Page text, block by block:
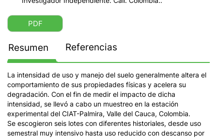
PDF
Resumen Referencias
La intensidad de uso y manejo del suelo generalmente altera el
comportamiento de sus propiedades físicas y acelera su
degradación. Con el fin de medir el impacto de dicha
intensidad, se llevó a cabo un muestreo en la estación
experimental del CIAT-Palmira, Valle del Cauca, Colombia.
Se escogieron seis lotes con diferentes historiales, desde uso
semestral muy intensivo hasta uso reducido con descanso por